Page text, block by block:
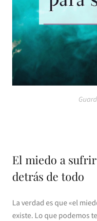
El miedo a
detrás de todo
La verdad es que «el
existe. Lo que podemos